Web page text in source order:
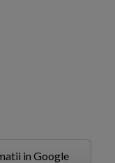
in Google